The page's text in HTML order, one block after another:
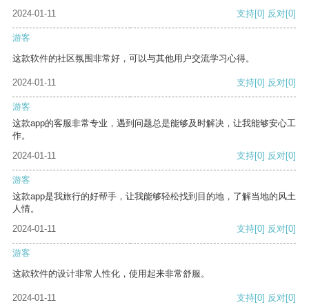
2024-01-11 支持[0] 反对[0]
游客
这款软件的社区氛围非常好，可以与其他用户交流学习心得。
2024-01-11 支持[0] 反对[0]
游客
这款app的客服非常专业，遇到问题总是能够及时解决，让我能够安心工
作。
2024-01-11
支持[0] 反对[0]
游客
这款app是我旅行的好帮手，让我能够轻松找到目的地，了解当地的风土
人情。
2024-01-11
支持[0] 反对[0]
游客
这款软件的设计非常人性化，使用起来非常舒服。
2024-01-11 支持[0] 反对[0]